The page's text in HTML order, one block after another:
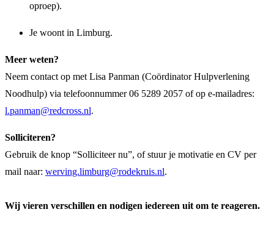
oproep).
Je woont in Limburg.
Meer weten?
Neem contact op met Lisa Panman (Coördinator Hulpverlening
Noodhulp) via telefoonnummer 06 5289 2057 of op e-mailadres:
l.panman@redcross.nl.
Solliciteren?
Gebruik de knop “Solliciteer nu”, of stuur je motivatie en CV per
mail naar: werving.limburg@rodekruis.nl.
Wij vieren verschillen en nodigen iedereen uit om te reageren.